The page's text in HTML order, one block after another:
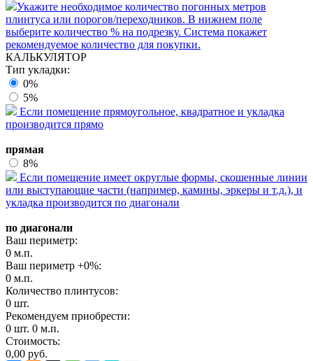
Укажите необходимое количество погонных метров
плинтуса или порогов/переходников. В нижнем поле
выберите количество % на подрезку. Система покажет
рекомендуемое количество для покупки.
КАЛЬКУЛЯТОР
Тип укладки:
0%
5%
Если помещение прямоугольное, квадратное и укладка
производится прямо
прямая
8%
Если помещение имеет округлые формы, скошенные линии
или выступающие части (например, камины, эркеры и т.д.), и
укладка производится по диагонали
по диагонали
Ваш периметр:
0 м.п.
Ваш периметр +0%:
0 м.п.
Количество плинтусов:
0 шт.
Рекомендуем приобрести:
0 шт. 0 м.п.
Стоимость:
0,00 руб.